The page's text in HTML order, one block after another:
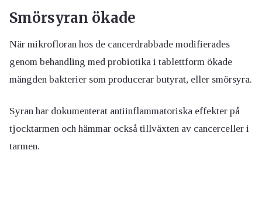
Smörsyran ökade
När mikrofloran hos de cancerdrabbade modifierades
genom behandling med probiotika i tablettform ökade
mängden bakterier som producerar butyrat, eller smörsyra.
Syran har dokumenterat antiinflammatoriska effekter på
tjocktarmen och hämmar också tillväxten av cancerceller i
tarmen.